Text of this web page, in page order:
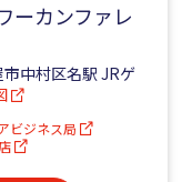
カンファレ
中村区名駅 JRゲ
ビジネス局